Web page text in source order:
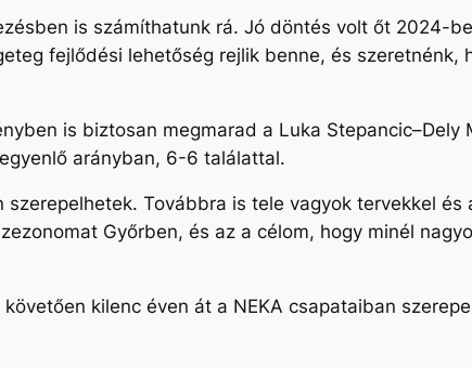
is számíthatunk rá. Jó döntés volt őt 2024-
fejlődési lehetőség rejlik benne, és
is biztosan megmarad a Luka
arányban, 6-6 találattal.
Továbbra is tele vagyok tervekkel
Győrben, és az a célom, hogy minél
kilenc éven át a NEKA csapataiban